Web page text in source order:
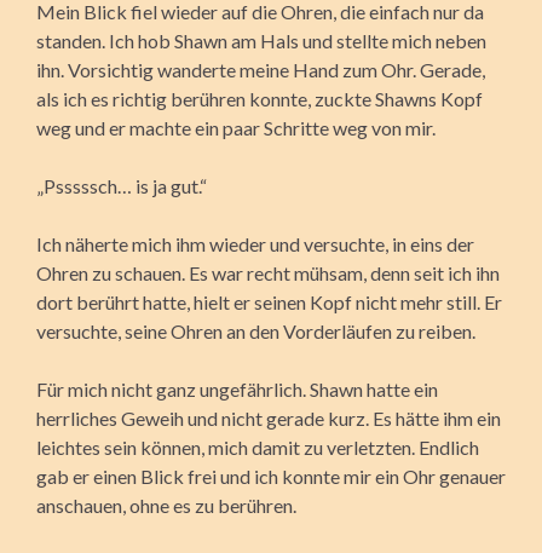
Mein Blick fiel wieder auf die Ohren, die einfach nur da
standen. Ich hob Shawn am Hals und stellte mich neben
ihn. Vorsichtig wanderte meine Hand zum Ohr. Gerade,
als ich es richtig berühren konnte, zuckte Shawns Kopf
weg und er machte ein paar Schritte weg von mir.
„Psssssch… is ja gut.“
Ich näherte mich ihm wieder und versuchte, in eins der
Ohren zu schauen. Es war recht mühsam, denn seit ich ihn
dort berührt hatte, hielt er seinen Kopf nicht mehr still. Er
versuchte, seine Ohren an den Vorderläufen zu reiben.
Für mich nicht ganz ungefährlich. Shawn hatte ein
herrliches Geweih und nicht gerade kurz. Es hätte ihm ein
leichtes sein können, mich damit zu verletzten. Endlich
gab er einen Blick frei und ich konnte mir ein Ohr genauer
anschauen, ohne es zu berühren.